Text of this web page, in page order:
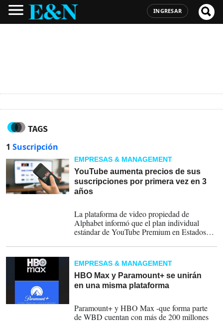
INGRESAR
TAGS
1 Suscripción
EMPRESAS & MANAGEMENT
YouTube aumenta precios de sus
suscripciones por primera vez en 3
años
La plataforma de video propiedad de
Alphabet informó que el plan individual
estándar de YouTube Premium en Estados
frente a los US$13.99, mientras que el plan
familiar aumenta en US$4 hasta los
US$26.99 mensuales.
EMPRESAS & MANAGEMENT
HBO Max y Paramount+ se unirán
en una misma plataforma
Paramount+ y HBO Max -que forma parte
de WBD cuentan con más de 200 millones